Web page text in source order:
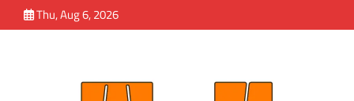
to
Thu, Aug 6, 2026